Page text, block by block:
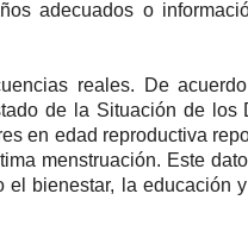
adecuados o
reales. De
de la Situación de los
en edad reproductiva
menstruación. Este
bienestar, la educación